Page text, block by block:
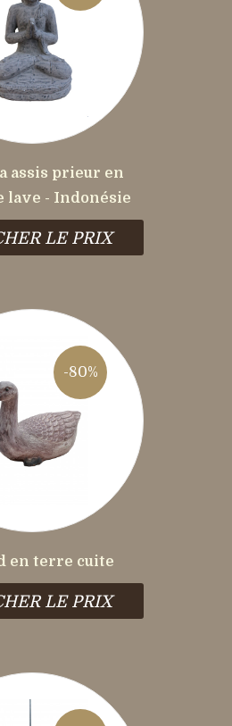
assis prieur en
lave - Indonésie
LE PRIX
-80%
en terre cuite
LE PRIX